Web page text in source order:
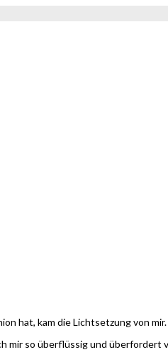
hat, kam die Lichtsetzung von mir.
mir so überflüssig und überfordert